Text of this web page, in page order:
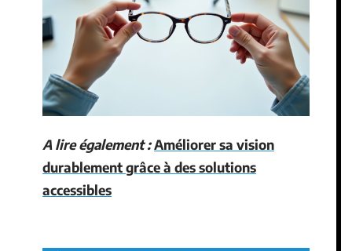
A lire également :Améliorer sa vision
durablement grâce à des solutions
accessibles